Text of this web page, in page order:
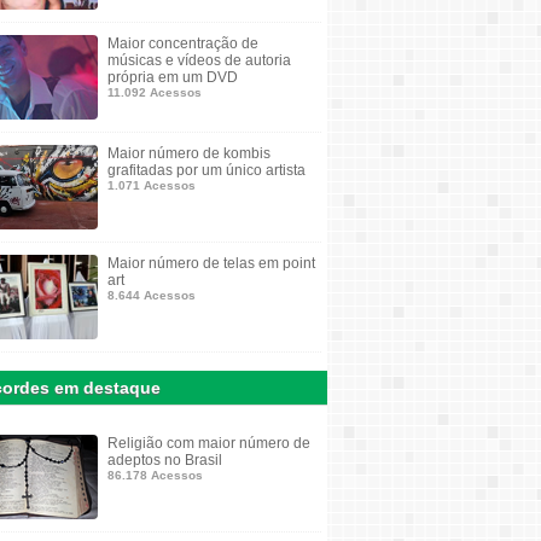
Maior concentração de
músicas e vídeos de autoria
própria em um DVD
11.092 Acessos
Maior número de kombis
grafitadas por um único artista
1.071 Acessos
Maior número de telas em point
art
8.644 Acessos
em destaque
Religião com maior número de
adeptos no Brasil
86.178 Acessos